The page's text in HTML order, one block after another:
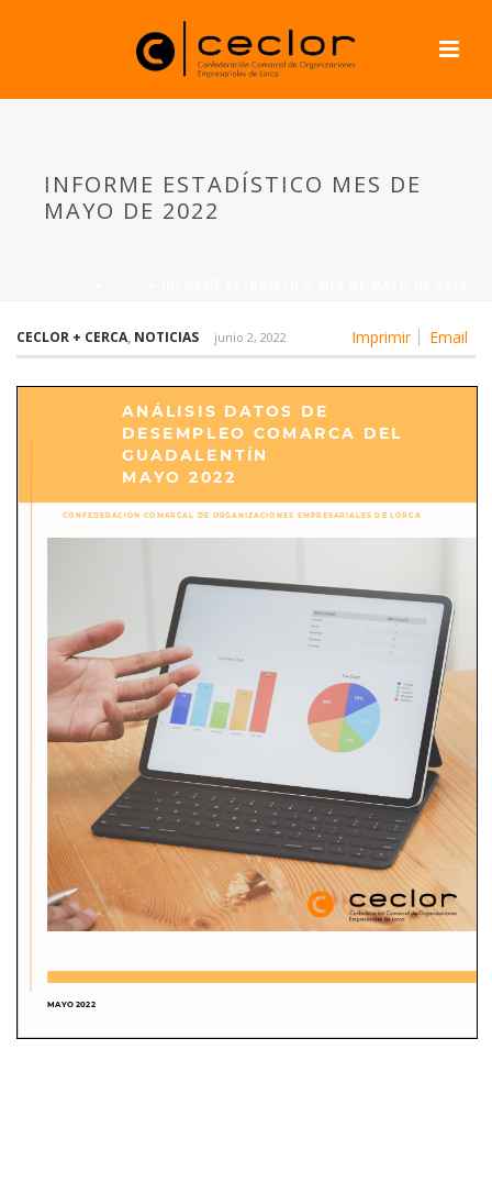
INFORME ESTADÍSTICO MES DE
MAYO DE 2022
Imprimir Email
CECLOR + CERCA, NOTICIAS junio 2, 2022